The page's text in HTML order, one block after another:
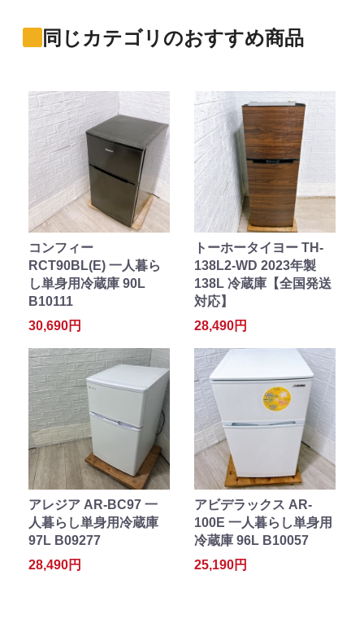
同じカテゴリのおすすめ商品
コンフィー
RCT90BL(E) 一人暮ら
し単身用冷蔵庫 90L
B10111
30,690円
トーホータイヨー TH-
138L2-WD 2023年製
138L 冷蔵庫【全国発送
対応】
28,490円
アレジア AR-BC97 一
人暮らし単身用冷蔵庫
97L B09277
28,490円
アビデラックス AR-
100E 一人暮らし単身用
冷蔵庫 96L B10057
25,190円